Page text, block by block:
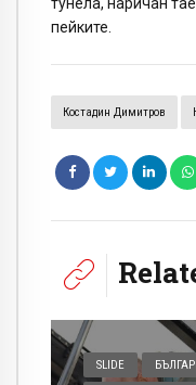
пейките.
Костадин Димитров
SLIDE